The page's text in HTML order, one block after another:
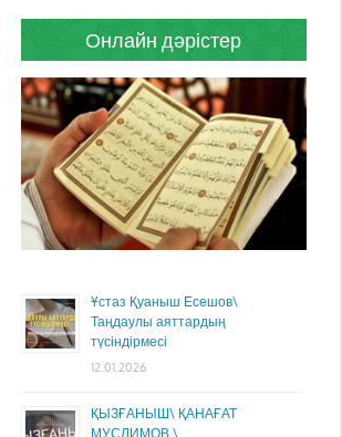
Онлайн дәрістер
Ұстаз Қуаныш Есешов\
Таңдаулы аяттардың
түсіндірмесі
12.01.2026
ҚЫЗҒАНЫШ\ ҚАНАҒАТ
МУСЛИМОВ \